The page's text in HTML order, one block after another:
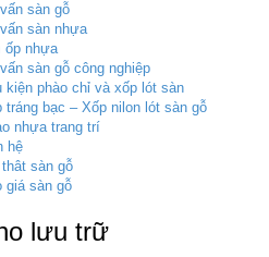
sàn gỗ
sàn nhựa
ốp nhựa
sàn gỗ công nghiệp
kiện phào chỉ và xốp lót sàn
tráng bạc – Xốp nilon lót sàn gỗ
nhựa trang trí
hệ
thât sàn gỗ
giá sàn gỗ
lưu trữ